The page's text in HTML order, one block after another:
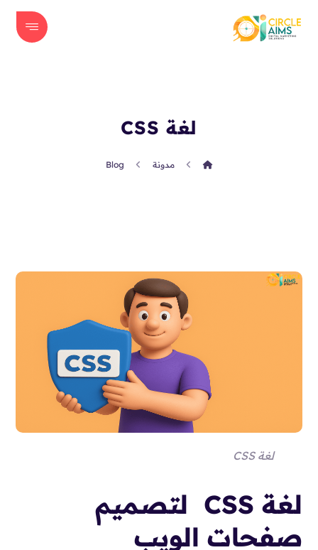
لغة CSS
مدونة Blog
لغة CSS
لغة CSS لتصميم
صفحات الويب